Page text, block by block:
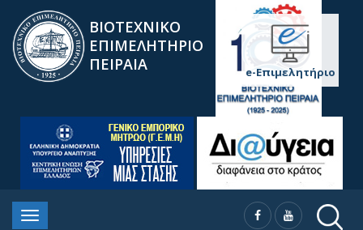
ΒΙΟΤΕΧΝΙΚΟ
ΕΠΙΜΕΛΗΤΗΡΙΟ
ΠΕΙΡΑΙΑ
e-Επιμελητήριο